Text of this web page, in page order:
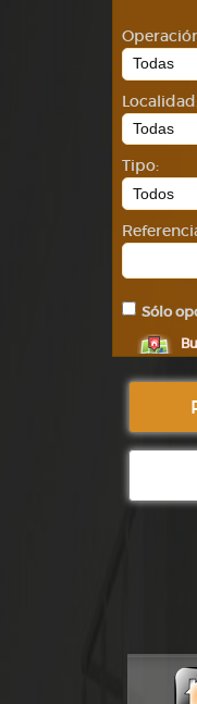
Tipo:
Sólo